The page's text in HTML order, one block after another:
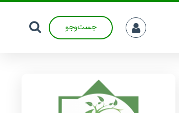
جست‌وجو